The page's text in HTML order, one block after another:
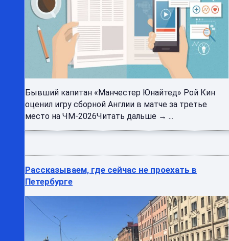
Бывший капитан «Манчестер Юнайтед» Рой Кин
оценил игру сборной Англии в матче за третье
место на ЧМ-2026Читать дальше → ...
Рассказываем, где сейчас не проехать в
Петербурге